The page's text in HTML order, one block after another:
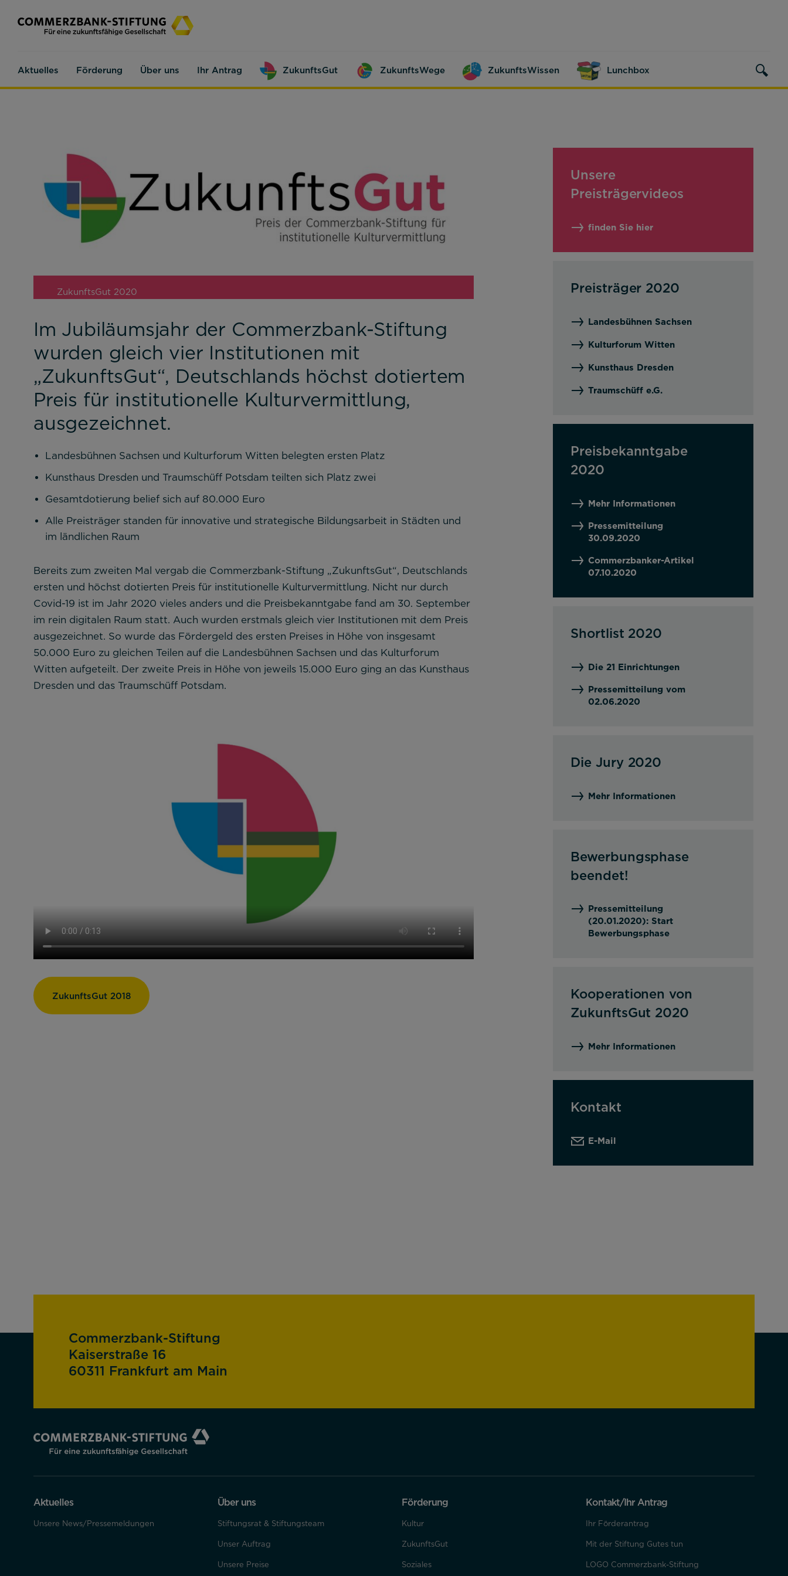
Aktuelles Förderung Über uns Ihr Antrag ZukunftsGut ZukunftsWege ZukunftsWissen Lunchbox
ZukunftsGut 2020
Im Jubiläumsjahr der Commerzbank-Stiftung
wurden gleich vier Institutionen mit
„ZukunftsGut“, Deutschlands höchst dotiertem
Preis für institutionelle Kulturvermittlung,
ausgezeichnet.
Landesbühnen Sachsen und Kulturforum Witten belegten ersten Platz
Kunsthaus Dresden und Traumschüff Potsdam teilten sich Platz zwei
Gesamtdotierung belief sich auf 80.000 Euro
Alle Preisträger standen für innovative und strategische Bildungsarbeit in Städten und
im ländlichen Raum
Bereits zum zweiten Mal vergab die Commerzbank-Stiftung „ZukunftsGut“, Deutschlands
ersten und höchst dotierten Preis für institutionelle Kulturvermittlung. Nicht nur durch
Covid-19 ist im Jahr 2020 vieles anders und die Preisbekanntgabe fand am 30. September
im rein digitalen Raum statt. Auch wurden erstmals gleich vier Institutionen mit dem Preis
ausgezeichnet. So wurde das Fördergeld des ersten Preises in Höhe von insgesamt
50.000 Euro zu gleichen Teilen auf die Landesbühnen Sachsen und das Kulturforum
Witten aufgeteilt. Der zweite Preis in Höhe von jeweils 15.000 Euro ging an das Kunsthaus
Dresden und das Traumschüff Potsdam.
ZukunftsGut 2018
Unsere
Preisträgervideos
finden Sie hier
Preisträger 2020
Landesbühnen Sachsen
Kulturforum Witten
Kunsthaus Dresden
Traumschüff e.G.
Preisbekanntgabe
2020
Mehr Informationen
Pressemitteilung
30.09.2020
Commerzbanker-Artikel
07.10.2020
Shortlist 2020
Die 21 Einrichtungen
Pressemitteilung vom
02.06.2020
Die Jury 2020
Mehr Informationen
Bewerbungsphase
beendet!
Pressemitteilung
(20.01.2020): Start
Bewerbungsphase
Kooperationen von
ZukunftsGut 2020
Mehr Informationen
Kontakt
E-Mail
Commerzbank-Stiftung
Kaiserstraße 16
60311 Frankfurt am Main
Aktuelles
Unsere News/Pressemeldungen
Über uns
Stiftungsrat & Stiftungsteam
Unser Auftrag
Unsere Preise
Förderung
Kultur
ZukunftsGut
Soziales
Kontakt/Ihr Antrag
Ihr Förderantrag
Mit der Stiftung Gutes tun
LOGO Commerzbank-Stiftung
Notwendig
Diese werden für die Grundfunktionen der Website benötigt und helfen dabei, unsere Website nutzbar zu machen sowie Zugriffe auf
sichere Bereiche unserer Website ermöglichen.
Cookie Informationen anzeigen